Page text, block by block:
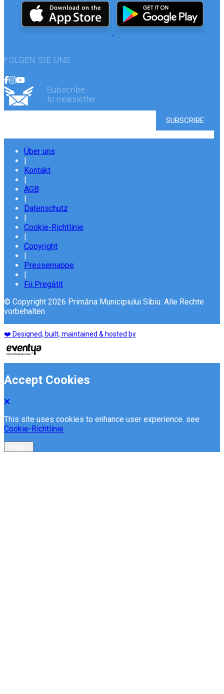
FOLGEN SIE UNS
Subscribe
to newsletter
Über uns
Kontakt
AGB
Datenschutz
Cookie-Richtlinie
Copyright
Pressemappe
Fii Pregătit
© Copyright 2026 Primăria Municipiului Sibiu. Alle Rechte
vorbehalten
❤️ Designed, built, maintained & hosted by
Accept Cookies
This site uses cookies to enhance user experience. see
Cookie-Richtlinie